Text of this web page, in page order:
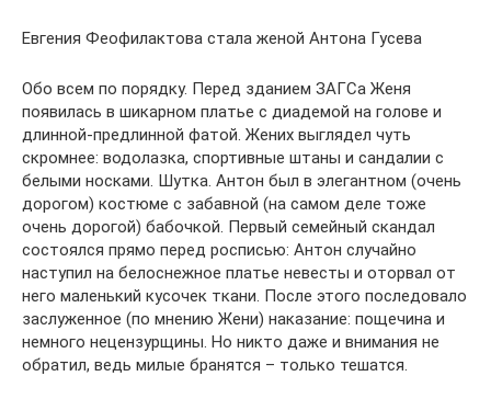
Евгения Феофилактова стала женой Антона Гусева
Обо всем по порядку. Перед зданием ЗАГСа Женя
появилась в шикарном платье с диадемой на голове и
длинной-предлинной фатой. Жених выглядел чуть
скромнее: водолазка, спортивные штаны и сандалии с
белыми носками. Шутка. Антон был в элегантном (очень
дорогом) костюме с забавной (на самом деле тоже
очень дорогой) бабочкой. Первый семейный скандал
состоялся прямо перед росписью: Антон случайно
наступил на белоснежное платье невесты и оторвал от
него маленький кусочек ткани. После этого последовало
заслуженное (по мнению Жени) наказание: пощечина и
немного нецензурщины. Но никто даже и внимания не
обратил, ведь милые бранятся – только тешатся.